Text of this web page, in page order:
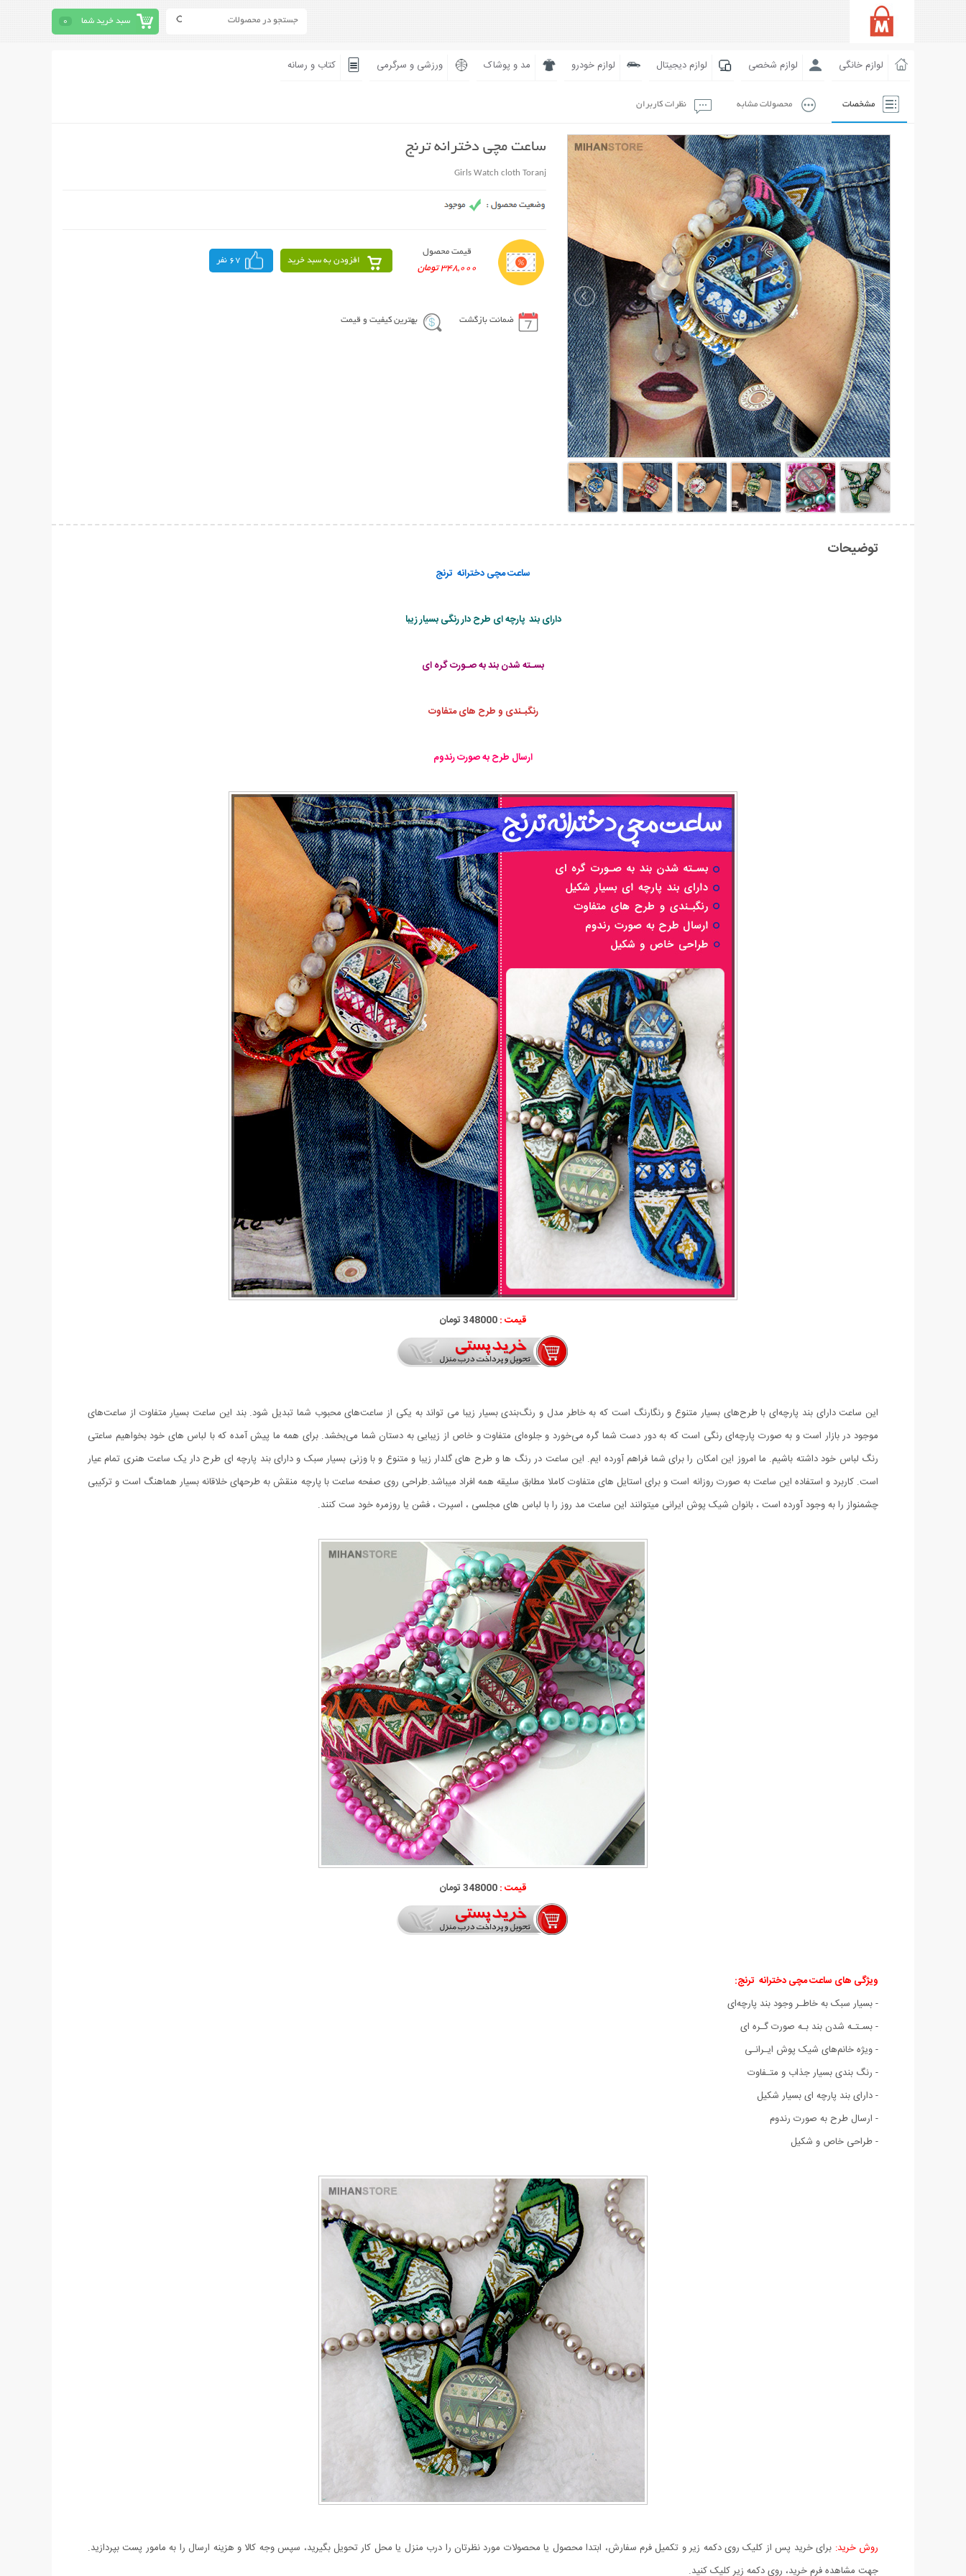
سبد خرید شما 0
لوازم خانگی لوازم شخصی لوازم دیجیتال لوازم خودرو مد و پوشاک ورزشی و سرگرمی کتاب و رسانه
مشخصات محصولات مشابه نظرات کاربران
ساعت مچی دخترانه ترنج
Girls Watch cloth Toranj
قیمت محصول
348,000 تومان
افزودن به سبد خرید 67 نفر
ضمانت بازگشت بهترین کیفیت و قیمت
توضیحات
ساعت مچی دخترانه ترنج
دارای بند پارچه ای طرح دار رنگی بسیار زیبا
بسـته شدن بند به صـورت گره ای
رنگبـندی و طرح های متفاوت
ارسال طرح به صورت رندوم
قیمت :348000 تومان
این ساعت دارای بند پارچه‌ای با طرح‌های بسیار متنوع و رنگارنگ است که به خاطر مدل و رنگ‌بندی بسیار زیبا می تواند به یکی از ساعت‌های محبوب شما تبدیل شود. بند این ساعت بسیار متفاوت از ساعت‌های
موجود در بازار است و به صورت پارچه‌ای رنگی است که به دور دست شما گره می‌خورد و جلوه‌ای متفاوت و خاص از زیبایی به دستان شما می‌بخشد. برای همه ما پیش آمده که با لباس های خود بخواهیم ساعتی
رنگ لباس خود داشته باشیم. ما امروز این امکان را برای شما فراهم آورده ایم. این ساعت در رنگ ها و طرح های گلدار زیبا و متنوع و با وزنی بسیار سبک و دارای بند پارچه ای طرح دار یک ساعت هنری تمام عیار
است. کاربرد و استفاده این ساعت به صورت روزانه است و برای استایل های متفاوت کاملا مطابق سلیقه همه افراد میباشد.طراحی روی صفحه ساعت با پارچه منقش به طرحهای خلاقانه بسیار هماهنگ است و ترکیبی
چشمنواز را به وجود آورده است ، بانوان شیک پوش ایرانی میتوانند این ساعت مد روز را با لباس های مجلسی ، اسپرت ، فشن یا روزمره خود ست کنند.
قیمت :348000 تومان
ویژگی های ساعت مچی دخترانه ترنج:
- بسیار سبک به خاطـر وجود بند پارچه‌ای
- بسـتـه شدن بند بـه صورت گـره ای
- ویژه خانم‌های شیک پوش ایـرانـی
- رنگ‌ بندی بسیار جذاب و متـفاوت
- دارای بند پارچه ای بسیار شکیل
- ارسال طرح به صورت رندوم
- طراحی خاص و شکیل
روش خرید: برای خرید پس از کلیک روی دکمه زیر و تکمیل فرم سفارش، ابتدا محصول یا محصولات مورد نظرتان را درب منزل یا محل کار تحویل بگیرید، سپس وجه کالا و هزینه ارسال را به مامور پست بپردازید.
جهت مشاهده فرم خرید، روی دکمه زیر کلیک کنید.